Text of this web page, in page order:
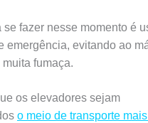
se fazer nesse momento é
emergência, evitando ao
muita fumaça.
os elevadores sejam
o meio de transporte